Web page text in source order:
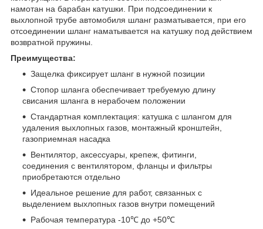
намотан на барабан катушки. При подсоединении к
выхлопной трубе автомобиля шланг разматывается, при его
отсоединении шланг наматывается на катушку под действием
возвратной пружины.
Преимущества:
Защелка фиксирует шланг в нужной позиции
Стопор шланга обеспечивает требуемую длину
свисания шланга в нерабочем положении
Стандартная комплектация: катушка с шлангом для
удаления выхлопных газов, монтажный кронштейн,
газоприемная насадка
Вентилятор, аксессуары, крепеж, фитинги,
соединения с вентилятором, фланцы и фильтры
приобретаются отдельно
Идеальное решение для работ, связанных с
выделением выхлопных газов внутри помещений
Рабочая температура -10℃ до +50℃